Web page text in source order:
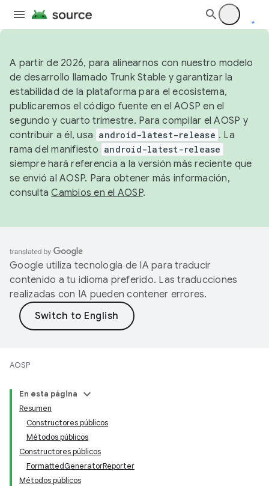
A partir de 2026, para alinearnos con nuestro modelo
de desarrollo llamado Trunk Stable y garantizar la
estabilidad de la plataforma para el ecosistema,
publicaremos el código fuente en el AOSP en el
segundo y cuarto trimestre. Para compilar el AOSP y
contribuir a él, usa android-latest-release . La
rama del manifiesto android-latest-release
siempre hará referencia a la versión más reciente que
se envió al AOSP. Para obtener más información,
consultaCambios en el AOSP.
Google utiliza tecnología de IA para traducir
contenido a tu idioma preferido. Las traducciones
realizadas con IA pueden contener errores.
AOSP
En esta página
Resumen
Constructores públicos
Métodos públicos
Constructores públicos
FormattedGeneratorReporter
Métodos públicos